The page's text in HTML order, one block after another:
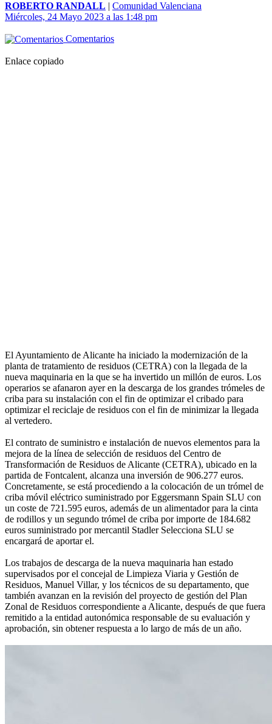
ROBERTO RANDALL | Comunidad Valenciana
Miércoles, 24 Mayo 2023 a las 1:48 pm
Comentarios
Enlace copiado
El Ayuntamiento de Alicante ha iniciado la modernización de la
planta de tratamiento de residuos (CETRA) con la llegada de la
nueva maquinaria en la que se ha invertido un millón de euros. Los
operarios se afanaron ayer en la descarga de los grandes trómeles de
criba para su instalación con el fin de optimizar el cribado para
optimizar el reciclaje de residuos con el fin de minimizar la llegada
al vertedero.
El contrato de suministro e instalación de nuevos elementos para la
mejora de la línea de selección de residuos del Centro de
Transformación de Residuos de Alicante (CETRA), ubicado en la
partida de Fontcalent, alcanza una inversión de 906.277 euros.
Concretamente, se está procediendo a la colocación de un trómel de
criba móvil eléctrico suministrado por Eggersmann Spain SLU con
un coste de 721.595 euros, además de un alimentador para la cinta
de rodillos y un segundo trómel de criba por importe de 184.682
euros suministrado por mercantil Stadler Selecciona SLU se
encargará de aportar el.
Los trabajos de descarga de la nueva maquinaria han estado
supervisados por el concejal de Limpieza Viaria y Gestión de
Residuos, Manuel Villar, y los técnicos de su departamento, que
también avanzan en la revisión del proyecto de gestión del Plan
Zonal de Residuos correspondiente a Alicante, después de que fuera
remitido a la entidad autonómica responsable de su evaluación y
aprobación, sin obtener respuesta a lo largo de más de un año.